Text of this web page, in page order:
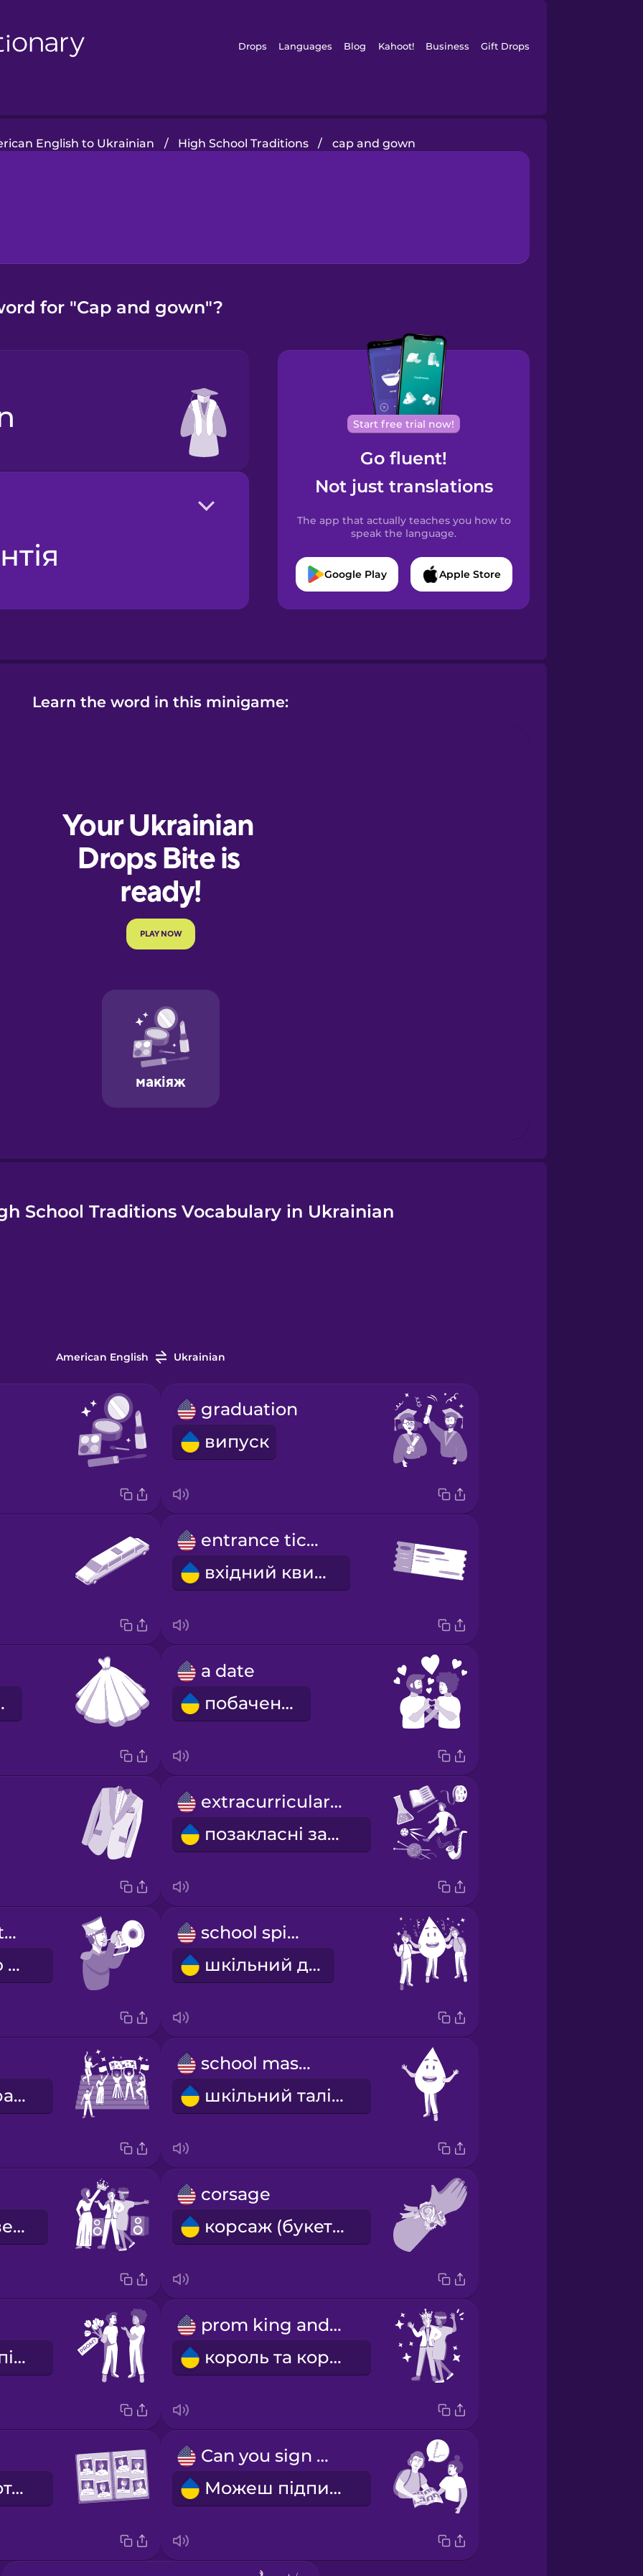
Drops Languages Blog Kahoot! Business Gift Drops
English to Ukrainian / High School Traditions / cap and gown
for "Cap and gown"?
Start free trial now!
Go fluent!
Not just translations
The app that actually teaches you how to
speak the language.
Google Play Apple Store
Learn the word in this minigame:
School Traditions Vocabulary in Ukrainian
American English Ukrainian
graduation
випуск
entrance ticket
вхідний квиток
a date
побачення
extracurricular activities
позакласні заняття
I march with the band
я марширую в оркестрі
school spirit
шкільний дух
шкільне зібрання перед спортивною грою
school mascot
шкільний талісман
випускний вечір
corsage
корсаж (букет на зап'ястя)
пропозиція піти разом на випускний
prom king and queen
король та королева випускного вечора
шкільний фотоальбом
Can you sign my yearbook?
Можеш підписати мій шкільний фотоальбом?